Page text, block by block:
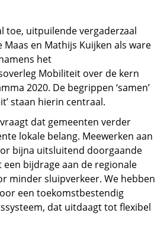
toe, uitpuilende vergaderzaal
en Mathijs Kuijken als ware
het
Mobiliteit over de kern
2020. De begrippen ‘samen’
staan hierin centraal.
vraagt dat gemeenten verder
lokale belang. Meewerken aan
bijna uitsluitend doorgaande
bijdrage aan de regionale
minder sluipverkeer. We hebben
een toekomstbestendig
dat uitdaagt tot flexibel